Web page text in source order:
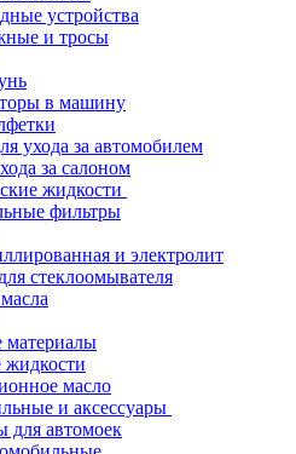
устройства
и тросы
в машину
ухода за автомобилем
за салоном
жидкости
фильтры
и электролит
стеклоомывателя
материалы
масло
и аксессуары
для автомоек